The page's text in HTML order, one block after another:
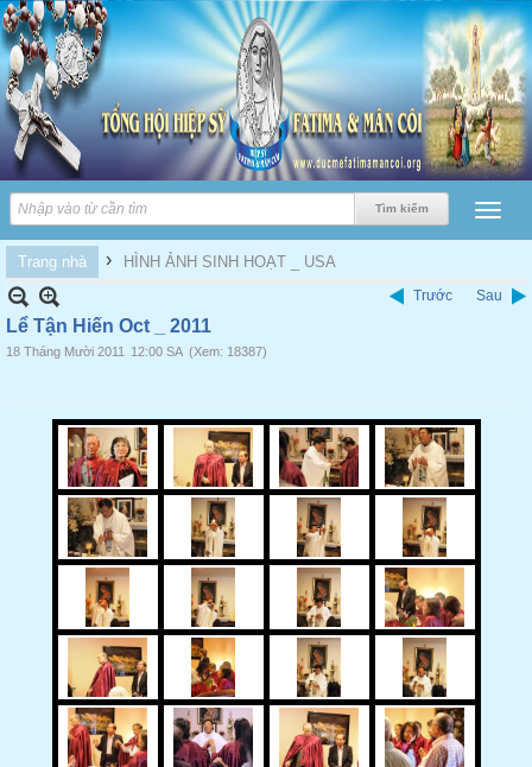
Trang nhà › HÌNH ẢNH SINH HOẠT _ USA
Trước Sau
Lể Tận Hiến Oct _ 2011
18 Tháng Mười 2011 12:00 SA (Xem: 18387)